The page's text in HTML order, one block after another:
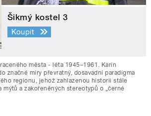
Šikmý kostel 3
Koupit
města - léta 1945–1961. Karin
značné míry převratný, dosavadní paradigma
regionu, jehož zahlazenou historii stále
mýtů a zakořeněných stereotypů o „černé